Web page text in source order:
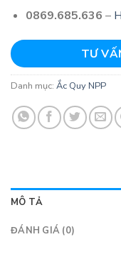
0869.685.636 –
TƯ
Danh mục: Ắc Quy NPP
MÔ TẢ
ĐÁNH GIÁ (0)